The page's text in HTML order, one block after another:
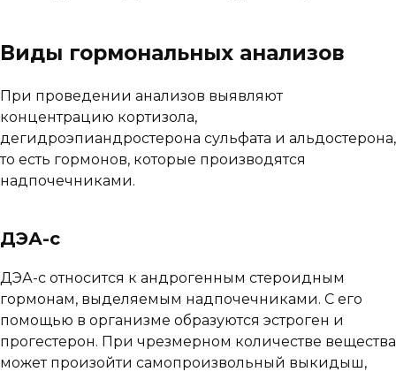
Виды гормональных анализов
При проведении анализов выявляют
концентрацию кортизола,
дегидроэпиандростерона сульфата и альдостерона,
то есть гормонов, которые производятся
надпочечниками.
ДЭА-с
ДЭА-с относится к андрогенным стероидным
гормонам, выделяемым надпочечниками. С его
помощью в организме образуются эстроген и
прогестерон. При чрезмерном количестве вещества
может произойти самопроизвольный выкидыш,